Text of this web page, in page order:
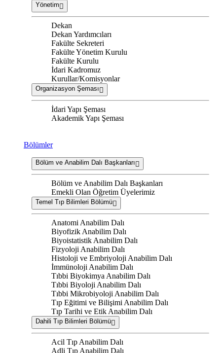
Yönetim
Dekan
Dekan Yardımcıları
Fakülte Sekreteri
Fakülte Yönetim Kurulu
Fakülte Kurulu
İdari Kadromuz
Kurullar/Komisyonlar
Organizasyon Şeması
İdari Yapı Şeması
Akademik Yapı Şeması
Bölümler
Bölüm ve Anabilim Dalı Başkanları
Bölüm ve Anabilim Dalı Başkanları
Emekli Olan Öğretim Üyelerimiz
Temel Tıp Bilimleri Bölümü
Anatomi Anabilim Dalı
Biyofizik Anabilim Dalı
Biyoistatistik Anabilim Dalı
Fizyoloji Anabilim Dalı
Histoloji ve Embriyoloji Anabilim Dalı
İmmünoloji Anabilim Dalı
Tıbbi Biyokimya Anabilim Dalı
Tıbbi Biyoloji Anabilim Dalı
Tıbbi Mikrobiyoloji Anabilim Dalı
Tıp Eğitimi ve Bilişimi Anabilim Dalı
Tıp Tarihi ve Etik Anabilim Dalı
Dahili Tıp Bilimleri Bölümü
Acil Tıp Anabilim Dalı
Adli Tıp Anabilim Dalı